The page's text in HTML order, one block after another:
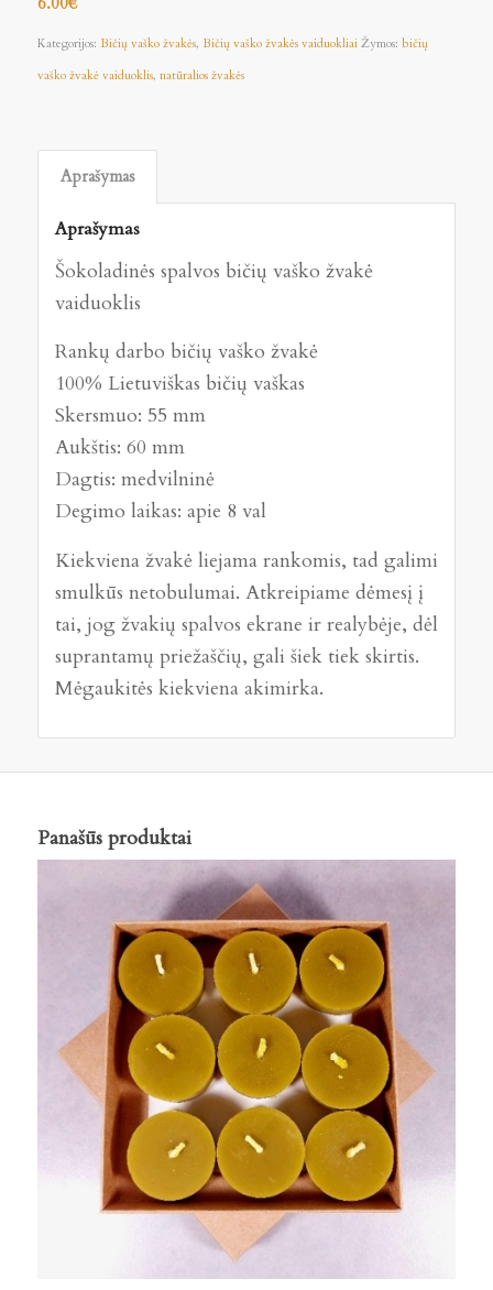
Kategorijos: Bičių vaško žvakės, Bičių vaško žvakės vaiduokliai Žymos: bičių
vaško žvakė vaiduoklis, natūralios žvakės
Aprašymas
Aprašymas
Šokoladinės spalvos bičių vaško žvakė
vaiduoklis
Rankų darbo bičių vaško žvakė
100% Lietuviškas bičių vaškas
Skersmuo: 55 mm
Aukštis: 60 mm
Dagtis: medvilninė
Degimo laikas: apie 8 val
Kiekviena žvakė liejama rankomis, tad galimi
smulkūs netobulumai. Atkreipiame dėmesį į
tai, jog žvakių spalvos ekrane ir realybėje, dėl
suprantamų priežaščių, gali šiek tiek skirtis.
Mėgaukitės kiekviena akimirka.
Panašūs produktai